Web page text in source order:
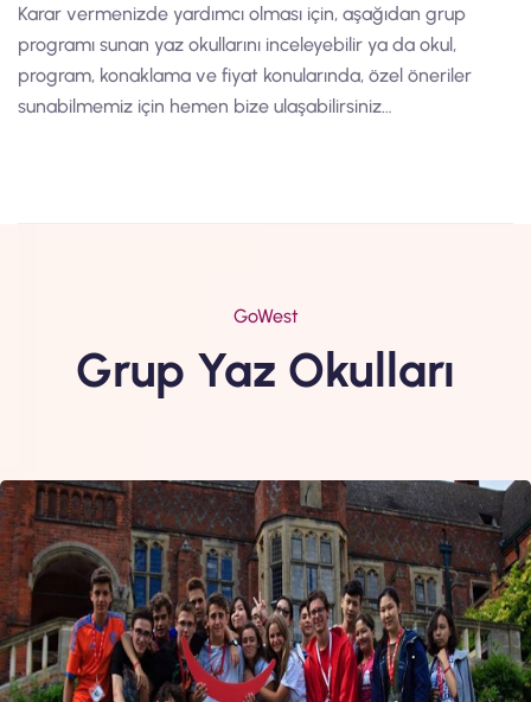
Karar vermenizde yardımcı olması için, aşağıdan grup
programı sunan yaz okullarını inceleyebilir ya da okul,
program, konaklama ve fiyat konularında, özel öneriler
sunabilmemiz için hemen bize ulaşabilirsiniz…
GoWest
Grup Yaz Okulları